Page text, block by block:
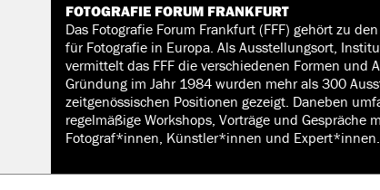
FOTOGRAFIE FORUM FRANKFURT
Das Fotografie Forum Frankfurt (FFF) gehört zu
für Fotografie in Europa. Als Ausstellungsort,
vermittelt das FFF die verschiedenen Formen und
Gründung im Jahr 1984 wurden mehr als 300
zeitgenössischen Positionen gezeigt. Daneben
regelmäßige Workshops, Vorträge und Gespräche
Fotograf*innen, Künstler*innen und Expert*innen.